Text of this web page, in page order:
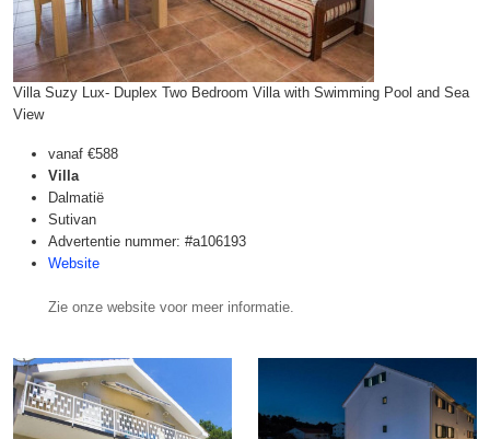
Villa Suzy Lux- Duplex Two Bedroom Villa with Swimming Pool and Sea
View
vanaf €588
Villa
Dalmatië
Sutivan
Advertentie nummer: #a106193
Website
Zie onze website voor meer informatie.